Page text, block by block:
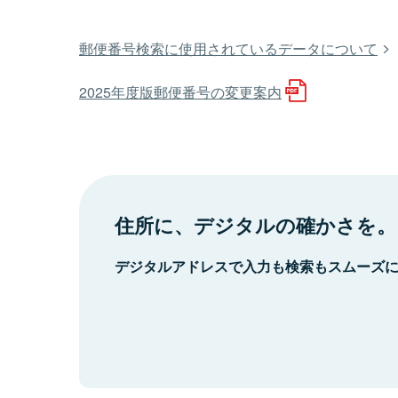
郵便番号検索に使用されているデータについて
2025年度版郵便番号の変更案内
住所に、デジタルの確かさを。
デジタルアドレスで入力も検索もスムーズ